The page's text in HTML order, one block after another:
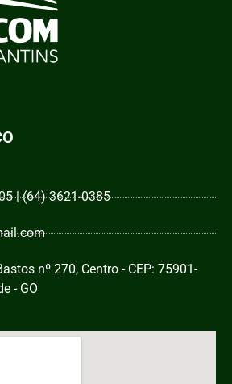
| (64) 3621-0385
nº 270, Centro - CEP: 75901-
- GO